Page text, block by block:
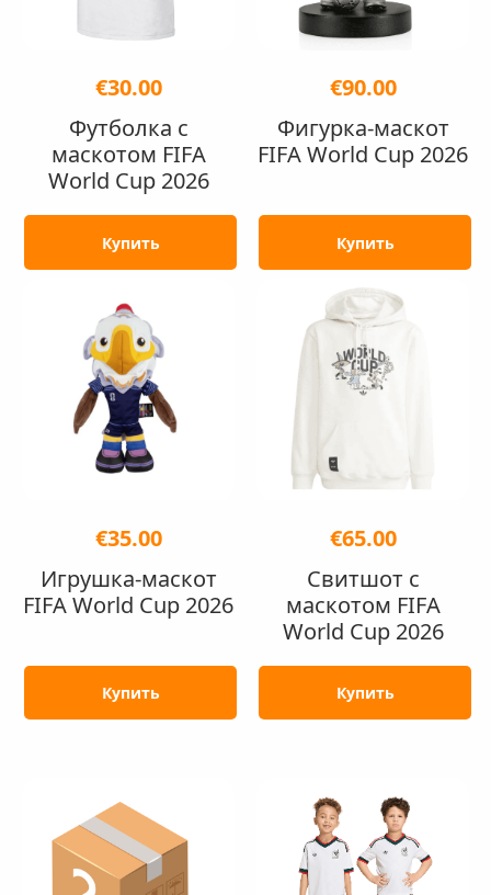
€30.00
Футболка с
маскотом FIFA
World Cup 2026
Купить
€90.00
Фигурка-маскот
FIFA World Cup 2026
Купить
€35.00
Игрушка-маскот
FIFA World Cup 2026
Купить
€65.00
Свитшот с
маскотом FIFA
World Cup 2026
Купить